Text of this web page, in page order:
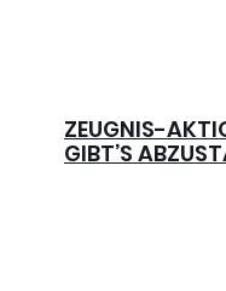
ZEUGNIS-
GIBT’S